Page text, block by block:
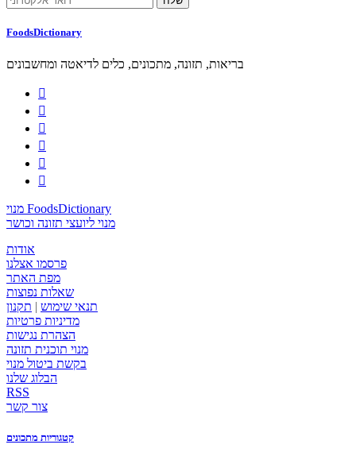
FoodsDictionary
בריאות, תזונה, מתכונים, כלים לדיאטה ומחשבונים






מנוי FoodsDictionary
מנוי ליועצי תזונה וכושר
אודות
פרסמו אצלנו
מפת האתר
שאלות נפוצות
תנאי שימוש | תקנון
מדיניות פרטיות
הצהרת נגישות
מנוי תוכנית תזונה
בקשת ביטול מנוי
הבלוג שלנו
RSS
צור קשר
קטגוריות מתכונים